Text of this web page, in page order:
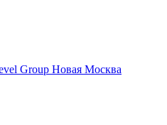
Group Новая Москва